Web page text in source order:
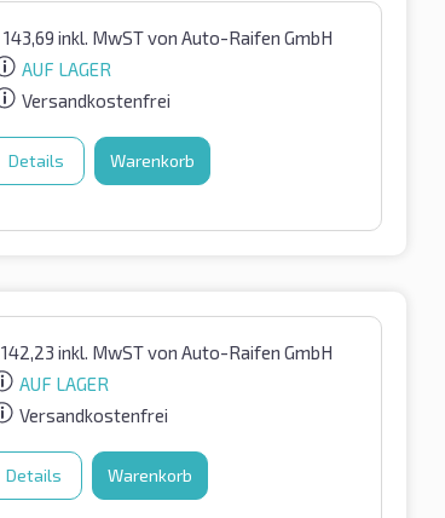
143,69 inkl. MwSTvon Auto-Raifen GmbH
AUF LAGER
Versandkostenfrei
Details Warenkorb
142,23 inkl. MwSTvon Auto-Raifen GmbH
AUF LAGER
Versandkostenfrei
Details Warenkorb